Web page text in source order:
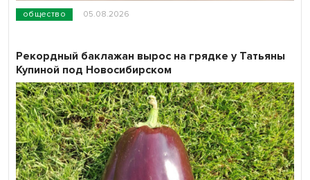
общество 05.08.2026
Рекордный баклажан вырос на грядке у Татьяны
Купиной под Новосибирском